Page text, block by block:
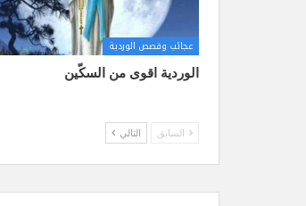
عجائب وقصص الوردية
الوردية اقوى من السكّين
السابق التالي